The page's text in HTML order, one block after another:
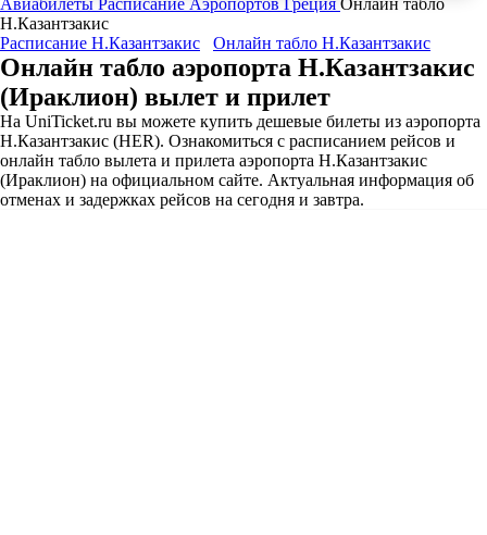
Н.Казантзакис
Расписание Н.Казантзакис
Онлайн табло Н.Казантзакис
Онлайн табло аэропорта Н.Казантзакис
(Ираклион) вылет и прилет
На UniTicket.ru вы можете купить дешевые билеты из аэропорта
Н.Казантзакис (HER). Ознакомиться с расписанием рейсов и
онлайн табло вылета и прилета аэропорта Н.Казантзакис
(Ираклион) на официальном сайте. Актуальная информация об
отменах и задержках рейсов на сегодня и завтра.